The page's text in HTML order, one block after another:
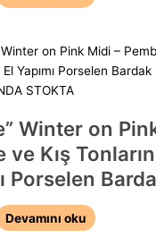
STOKTA
Winter on
ve Kış
Porselen
Devamını oku